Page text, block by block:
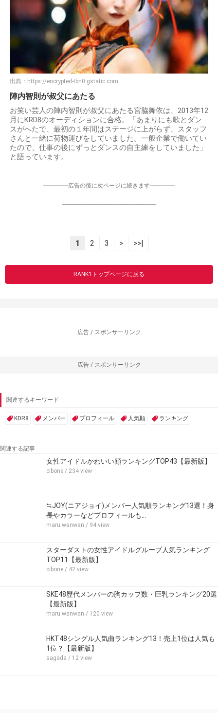
出典： https://encrypted-tbn0.gstatic.com
陣内智則が叔父にあたる
お笑い芸人の陣内智則が叔父にあたる宮脇舞依は、2013年12
月にKRD8のオーディションに合格。「あまりにも歌とダン
スがへたで、最初の１年間はステージに上がらず、スタッフ
さんと一緒に荷物運びをしていました。一般企業で働いてい
たので、仕事の後にずっとダンスの自主練をしていました」
と語っています。
-----------------広告の後に次ページに続きます-----------------
----------------------------------------------------------------
1 2 3 > >>|
RANK1トップページに戻る
広告 / スポンサーリンク
広告 / スポンサーリンク
関連するキーワード
KDR8 メンバー プロフィール 人気順 ランキング
関連する記事
女性アイドルかわいい顔ランキングTOP43【最新版】
cibone / 234 view
≒JOY(ニアジョイ)メンバー人気順ランキング13選！身
長やカラーなどプロフィールも…
maru.wanwan / 94 view
スターダストの女性アイドルグループ人気ランキング
TOP11【最新版】
cibone / 42 view
SKE48歴代メンバーの胸カップ数・巨乳ランキング20選
【最新版】
maru.wanwan / 120 view
HKT48シングル人気曲ランキング13！売上1位は人気も
1位？【最新版】
sagada / 12 view